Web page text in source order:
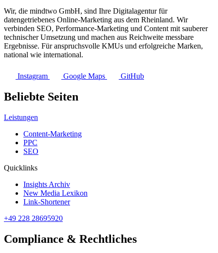
Wir, die mindtwo GmbH, sind Ihre Digitalagentur für
datengetriebenes Online-Marketing aus dem Rheinland. Wir
verbinden SEO, Performance-Marketing und Content mit sauberer
technischer Umsetzung und machen aus Reichweite messbare
Ergebnisse. Für anspruchsvolle KMUs und erfolgreiche Marken,
national wie international.
Instagram Google Maps GitHub
Beliebte Seiten
Leistungen
Content-Marketing
PPC
SEO
Quicklinks
Insights Archiv
New Media Lexikon
Link-Shortener
+49 228 28695920
Compliance & Rechtliches